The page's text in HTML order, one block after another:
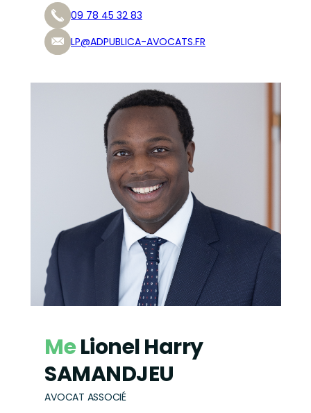
09 78 45 32 83
LP@ADPUBLICA-AVOCATS.FR
MeLionel Harry
SAMANDJEU
AVOCAT ASSOCIÉ